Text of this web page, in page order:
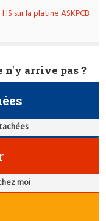
sur la platine ASKPCB
n'y arrive pas ?
moi